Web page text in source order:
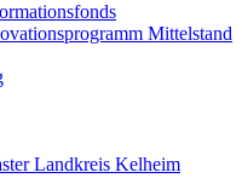
Mittelstand
Landkreis Kelheim